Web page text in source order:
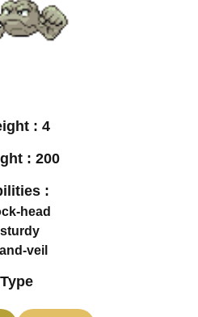
: 4
: 200
:
head
sturdy
veil
Type